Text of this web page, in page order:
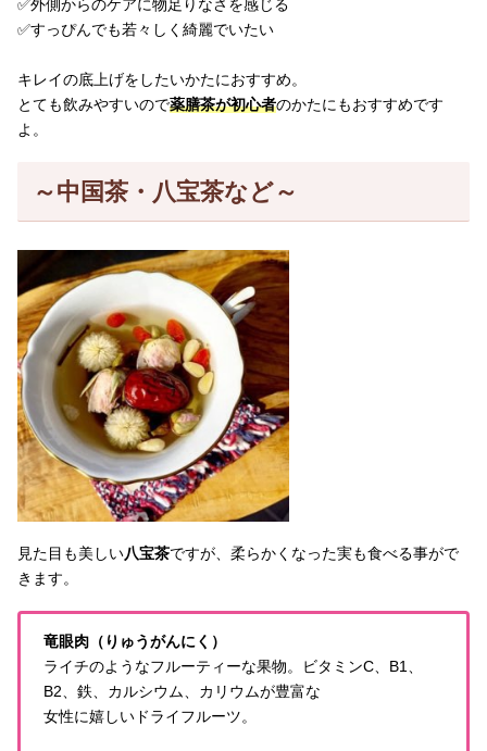
✅外側からのケアに物足りなさを感じる
✅すっぴんでも若々しく綺麗でいたい
キレイの底上げをしたいかたにおすすめ。
とても飲みやすいので薬膳茶が初心者のかたにもおすすめです
よ。
～中国茶・八宝茶など～
見た目も美しい八宝茶ですが、柔らかくなった実も食べる事がで
きます。
竜眼肉（りゅうがんにく）
ライチのようなフルーティーな果物。ビタミンC、B1、
B2、鉄、カルシウム、カリウムが豊富な
女性に嬉しいドライフルーツ。